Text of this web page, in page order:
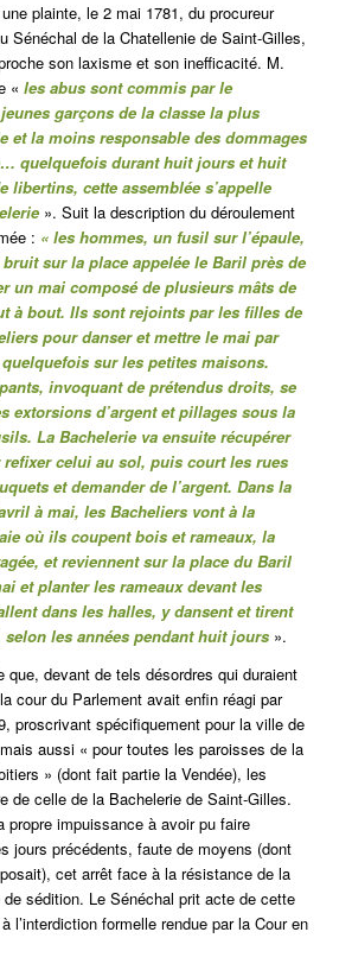
plainte, le 2 mai 1781, du procureur
Sénéchal de la Chatellenie de Saint-Gilles,
son laxisme et son inefficacité. M.
« les abus sont commis par le
garçons de la classe la plus
et la moins responsable des dommages
quelquefois durant huit jours et huit
libertins, cette assemblée s’appelle
». Suit la description du déroulement
: « les hommes, un fusil sur l’épaule,
sur la place appelée le Baril près de
un mai composé de plusieurs mâts de
à bout. Ils sont rejoints par les filles de
pour danser et mettre le mai par
quelquefois sur les petites maisons.
invoquant de prétendus droits, se
extorsions d’argent et pillages sous la
La Bachelerie va ensuite récupérer
refixer celui au sol, puis court les rues
et demander de l’argent. Dans la
à mai, les Bacheliers vont à la
où ils coupent bois et rameaux, la
et reviennent sur la place du Baril
et planter les rameaux devant les
dans les halles, y dansent et tirent
les années pendant huit jours».
que, devant de tels désordres qui duraient
cour du Parlement avait enfin réagi par
proscrivant spécifiquement pour la ville de
aussi « pour toutes les paroisses de la
» (dont fait partie la Vendée), les
de celle de la Bachelerie de Saint-Gilles.
propre impuissance à avoir pu faire
jours précédents, faute de moyens (dont
cet arrêt face à la résistance de la
sédition. Le Sénéchal prit acte de cette
l’interdiction formelle rendue par la Cour en